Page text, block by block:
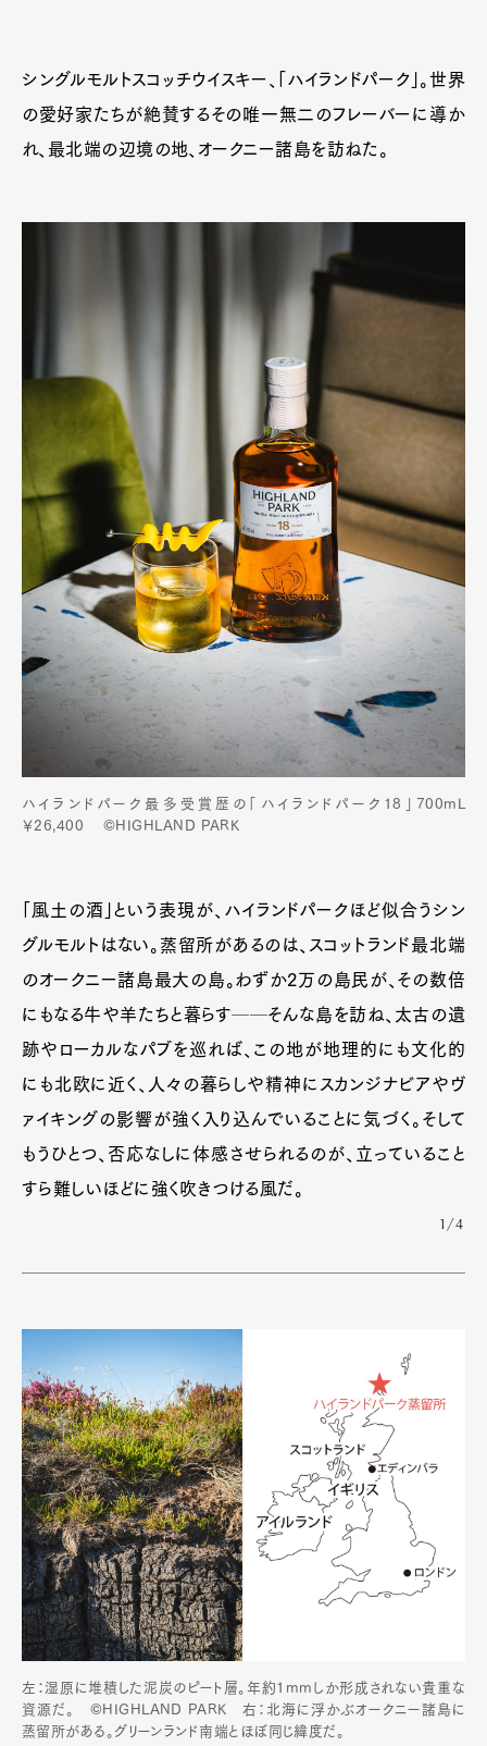
GourmetCars
Culture Lifestyle
Pen Membership
Magazine
Official Columnist
About
Contact
Pen Meet
Pen international Pen tw
シングルモルトスコッチウイスキー、「ハイランドパーク」。世界
の愛好家たちが絶賛するその唯一無二のフレーバーに導か
れ、最北端の辺境の地、オークニー諸島を訪ねた。
ハイランドパーク最多受賞歴の「ハイランドパーク18」700mL
￥26,400 ©HIGHLAND PARK
「風土の酒」という表現が、ハイランドパークほど似合うシン
グルモルトはない。蒸留所があるのは、スコットランド最北端
のオークニー諸島最大の島。わずか2万の島民が、その数倍
にもなる牛や羊たちと暮らす──そんな島を訪ね、太古の遺
跡やローカルなパブを巡れば、この地が地理的にも文化的
にも北欧に近く、人々の暮らしや精神にスカンジナビアやヴ
ァイキングの影響が強く入り込んでいることに気づく。そして
もうひとつ、否応なしに体感させられるのが、立っていること
すら難しいほどに強く吹きつける風だ。
1/4
左：湿原に堆積した泥炭のピート層。年約1mmしか形成されない貴重な
資源だ。 ©HIGHLAND PARK 右：北海に浮かぶオークニー諸島に
蒸留所がある。グリーンランド南端とほぼ同じ緯度だ。